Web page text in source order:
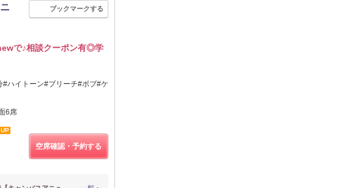
ブックマークする
で♪相談クーポン有◎学
ハイトーン#ブリーチ#ボブ#ケ
6席
UP
空席確認・予約する